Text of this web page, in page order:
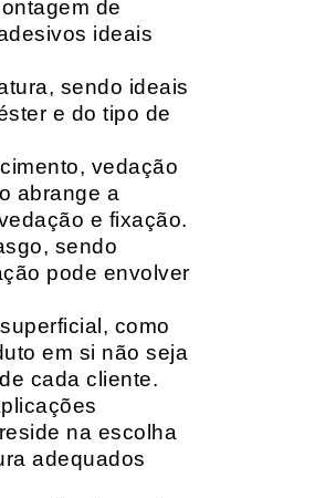
de
ideais
sendo ideais
e do tipo de
vedação
abrange a
e fixação.
sendo
pode envolver
como
em si não seja
cada cliente.
na escolha
adequados